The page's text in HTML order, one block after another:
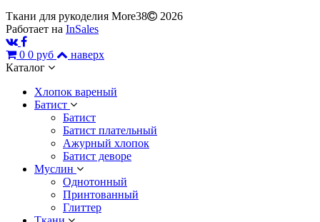
Ткани для рукоделия More38
2026
Работает на InSales
0 0 руб
наверх
Каталог
Хлопок вареный
Батист
Батист
Батист плательный
Ажурный хлопок
Батист деворе
Муслин
Однотонный
Принтованный
Глиттер